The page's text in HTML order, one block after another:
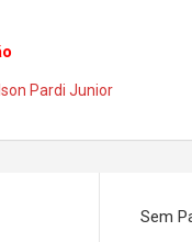
Pardi Junior
Sem